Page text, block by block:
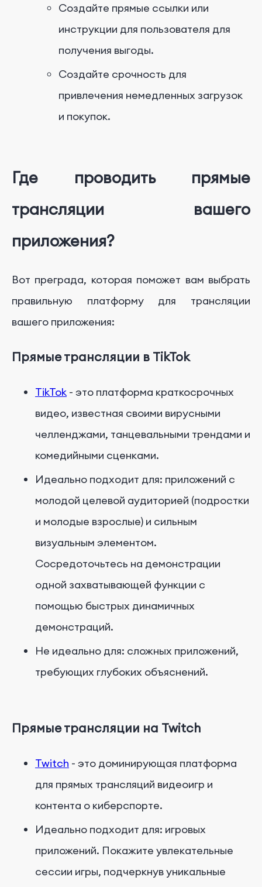
Создайте прямые ссылки или
инструкции для пользователя для
получения выгоды.
Создайте срочность для
привлечения немедленных загрузок
и покупок.
Где проводить прямые
трансляции вашего
приложения?
Вот преграда, которая поможет вам выбрать
правильную платформу для трансляции
вашего приложения:
Прямые трансляции в TikTok
TikTok- это платформа краткосрочных
видео, известная своими вирусными
челленджами, танцевальными трендами и
комедийными сценками.
Идеально подходит для: приложений с
молодой целевой аудиторией (подростки
и молодые взрослые) и сильным
визуальным элементом.
Сосредоточьтесь на демонстрации
одной захватывающей функции с
помощью быстрых динамичных
демонстраций.
Не идеально для: сложных приложений,
требующих глубоких объяснений.
Прямые трансляции на Twitch
Twitch - это доминирующая платформа
для прямых трансляций видеоигр и
контента о киберспорте.
Идеально подходит для: игровых
приложений. Покажите увлекательные
сессии игры, подчеркнув уникальные